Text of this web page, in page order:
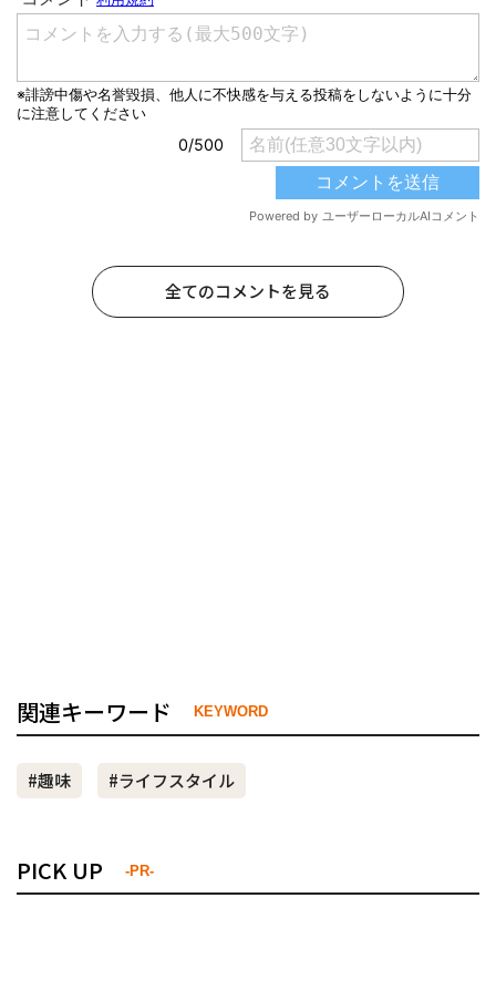
全てのコメントを見る
関連キーワード KEYWORD
#趣味 #ライフスタイル
PICK UP -PR-